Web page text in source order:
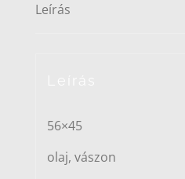
Leírás
56×45
olaj, vászon